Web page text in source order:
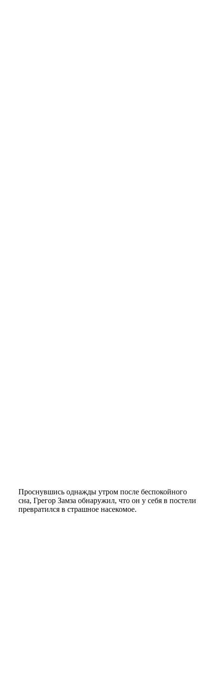
Проснувшись однажды утром после беспокойного
сна, Грегор Замза обнаружил, что он у себя в постели
превратился в страшное насекомое.